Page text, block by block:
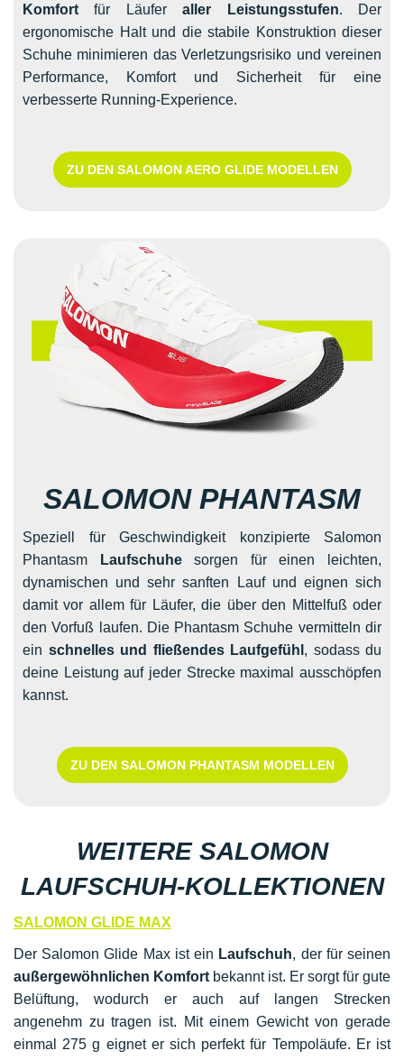
Komfort für Läuferaller Leistungsstufen. Der
ergonomische Halt und die stabile Konstruktion dieser
Schuhe minimieren das Verletzungsrisiko und vereinen
Performance, Komfort und Sicherheit für eine
verbesserte Running-Experience.
ZU DEN SALOMON AERO GLIDE MODELLEN
SALOMON PHANTASM
Speziell für Geschwindigkeit konzipierte Salomon
Phantasm
Laufschuhesorgen für einen leichten,
dynamischen und sehr sanften Lauf und eignen sich
damit vor allem für Läufer, die über den Mittelfuß oder
den Vorfuß laufen. Die Phantasm Schuhe vermitteln dir
ein schnelles und fließendes Laufgefühl , sodass du
deine Leistung auf jeder Strecke maximal ausschöpfen
kannst.
ZU DEN SALOMON PHANTASM MODELLEN
WEITERE SALOMON
LAUFSCHUH-KOLLEKTIONEN
SALOMON GLIDE MAX
Der Salomon Glide Max ist ein Laufschuh, der für seinen
außergewöhnlichen Komfort bekannt ist. Er sorgt für gute
Belüftung, wodurch er auch auf langen Strecken
angenehm zu tragen ist. Mit einem Gewicht von gerade
einmal 275 g eignet er sich perfekt für Tempoläufe. Er ist